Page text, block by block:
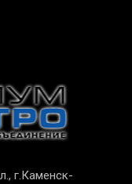
г.Каменск-